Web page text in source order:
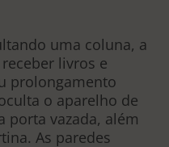
uma coluna, a
livros e
prolongamento
o aparelho de
porta vazada, além
As paredes